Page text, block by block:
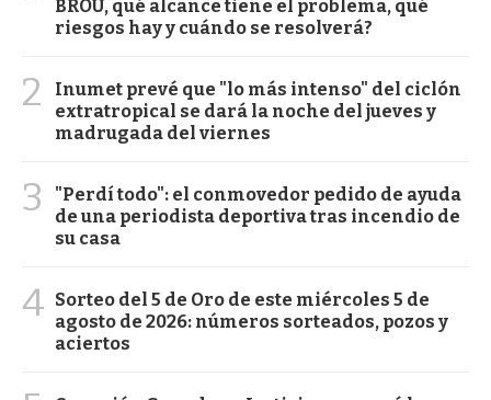
BROU, qué alcance tiene el problema, qué
riesgos hay y cuándo se resolverá?
2
Inumet prevé que "lo más intenso" del ciclón
extratropical se dará la noche del jueves y
madrugada del viernes
3
"Perdí todo": el conmovedor pedido de ayuda
de una periodista deportiva tras incendio de
su casa
4 Sorteo del 5 de Oro de este miércoles 5 de
agosto de 2026: números sorteados, pozos y
aciertos